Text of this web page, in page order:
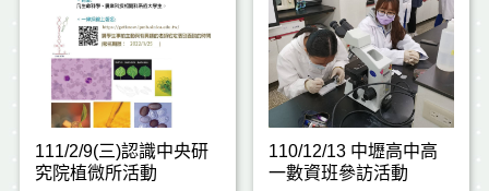
111/2/9(三)認識中央研
究院植微所活動
110/12/13 中壢高中高
一數資班參訪活動